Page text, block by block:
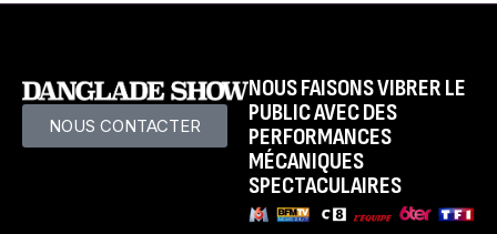
NOUS CONTACTER
NOUS FAISONS VIBRER LE
PUBLIC AVEC DES
PERFORMANCES
MÉCANIQUES
SPECTACULAIRES